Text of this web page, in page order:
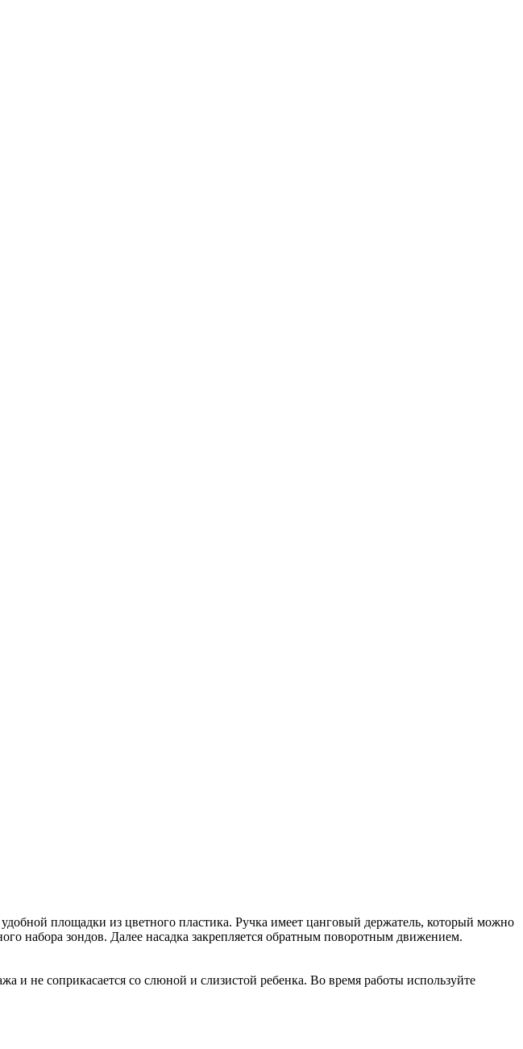
площадки из цветного пластика. Ручка имеет цанговый держатель, который можно
набора зондов. Далее насадка закрепляется обратным поворотным движением.
и не соприкасается со слюной и слизистой ребенка. Во время работы используйте